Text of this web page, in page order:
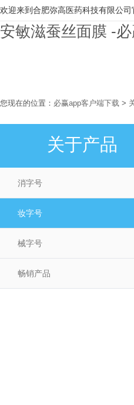
欢迎来到合肥弥高医药科技有限公司
安敏滋蚕丝面膜 -
您现在的位置： 必赢app客户端下载 >
关于产品
消字号
妆字号
械字号
畅销产品